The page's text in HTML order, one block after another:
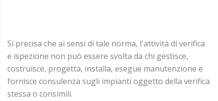
Si precisa che ai sensi di tale norma, l'attività di verifica
e ispezione non può essere svolta da chi gestisce,
costruisce, progetta, installa, esegue manutenzione e
fornisce consulenza sugli impianti oggetto della verifica
stessa o consimili.